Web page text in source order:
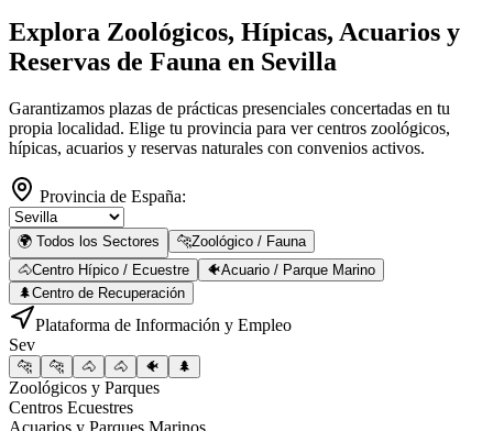
Explora Zoológicos, Hípicas, Acuarios y
Reservas de Fauna en Sevilla
Garantizamos plazas de prácticas presenciales concertadas en tu
propia localidad. Elige tu provincia para ver centros zoológicos,
hípicas, acuarios y reservas naturales con convenios activos.
Provincia de España:
🌍 Todos los Sectores 🐆Zoológico / Fauna
🐴Centro Hípico / Ecuestre 🐠Acuario / Parque Marino
🌲Centro de Recuperación
Plataforma de Información y Empleo
Sev
🐆 🐆 🐴 🐴 🐠 🌲
Zoológicos y Parques
Centros Ecuestres